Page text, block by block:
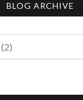
BLOG ARCHIVE